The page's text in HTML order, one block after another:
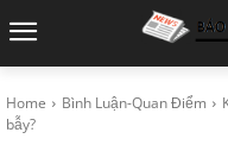
Home Bình Luận-Quan Điểm
bẫy?